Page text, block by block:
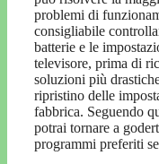
problemi di
consigliabile
batterie e le
televisore, prima di
soluzioni più
ripristino delle
fabbrica. Seguendo
potrai tornare a
programmi preferiti